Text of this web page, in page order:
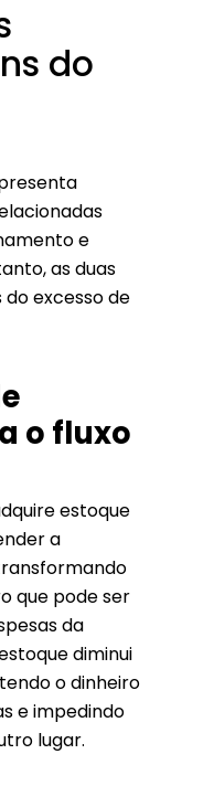
do
e
as duas
excesso de
o fluxo
estoque
a
que pode ser
da
diminui
o dinheiro
e impedindo
lugar.